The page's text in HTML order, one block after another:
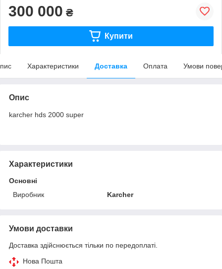
300 000 ₴
Купити
Характеристики Доставка Оплата Умови
Опис
karcher hds 2000 super
Характеристики
Основні
Виробник
Karcher
Умови доставки
Доставка здійснюється тільки по передоплаті.
Нова Пошта